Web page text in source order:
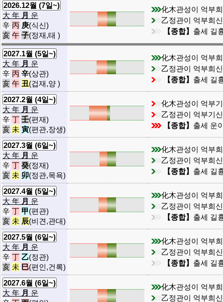
2026.12월 (7일~)
大 年 月 운
辛 丙 庚(식신)
亥 午 子(정재,태 )
化木관성이 억부
乙정관이 억부희
【종합】 출세 길
2027.1월 (5일~)
大 年 月 운
辛 丙 辛(상관)
亥 午 丑(겁재,양 )
化木관성이 억부
乙정관이 억부희
【종합】 출세 길
2027.2월 (4일~)
大 年 月 운
辛 丁 壬(편재)
亥 未 寅(편관,장생)
化木관성이 억부
乙정관이 억부기
【종합】 출세 운
2027.3월 (6일~)
大 年 月 운
辛 丁 癸(정재)
亥 未 卯(정관,목욕)
化木관성이 억부
乙정관이 억부희
【종합】 출세 길
2027.4월 (5일~)
大 年 月 운
辛 丁 甲(편관)
亥 未 辰(비견,관대)
化木관성이 억부
乙정관이 억부희
【종합】 출세 길
2027.5월 (6일~)
大 年 月 운
辛 丁 乙(정관)
亥 未 巳(편인,건록)
化木관성이 억부
乙정관이 억부희
【종합】 출세 길
2027.6월 (6일~)
大 年 月 운
化木관성이 억부
乙정관이 억부희